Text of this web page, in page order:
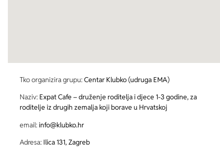
Tko organizira grupu:Centar Klubko (udruga EMA)
Naziv: Expat Cafe – druženje roditelja i djece 1-3 godine, za
roditelje iz drugih zemalja koji borave u Hrvatskoj
email:info@klubko.hr
Adresa: Ilica 131, Zagreb